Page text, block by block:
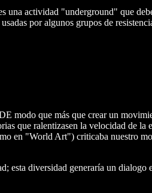
una actividad "underground" que
por algunos grupos de
modo que más que crear un
que ralentizasen la velocidad de la
en "World Art") criticaba nuestro
esta diversidad generaría un dialogo